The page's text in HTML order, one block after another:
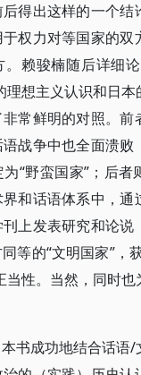
得出这样的一个结
权力对等国家的双
赖骏楠随后详细
理想主义认识和日
常鲜明的对照。前
战争中也全面溃败
“野蛮国家”；后者
和话语体系中，通
上发表研究和论说
等的“文明国家”，
当性。当然，同时
书成功地结合话语/